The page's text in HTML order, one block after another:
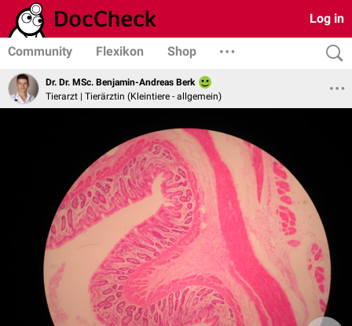
Log in
Community Flexikon Shop
Dr. Dr. MSc. Benjamin-Andreas Berk
Tierarzt | Tierärztin (Kleintiere - allgemein)